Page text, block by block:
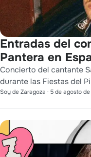
Entradas del
Pantera en
Concierto del cantante
durante las Fiestas del
Soy de Zaragoza · 5 de agosto